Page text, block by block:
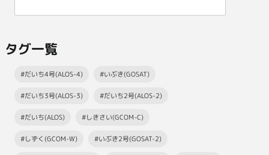
タグ一覧
#だいち4号(ALOS-4) #いぶき(GOSAT)
#だいち3号(ALOS-3) #だいち2号(ALOS-2)
#だいち(ALOS) #しきさい(GCOM-C)
#しずく(GCOM-W) #いぶき2号(GOSAT-2)